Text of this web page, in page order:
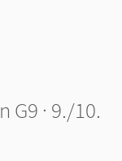
· 9./10.